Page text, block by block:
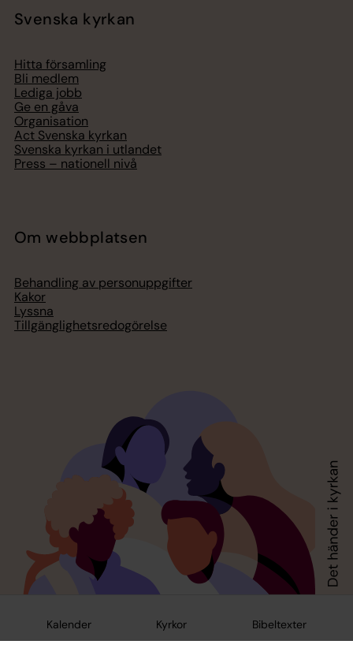
Kalender Kyrkor Bibeltexter
Svenska kyrkan
Hitta församling
Bli medlem
Lediga jobb
Ge en gåva
Organisation
Act Svenska kyrkan
Svenska kyrkan i utlandet
Press – nationell nivå
Om webbplatsen
Behandling av personuppgifter
Kakor
Lyssna
Tillgänglighetsredogörelse